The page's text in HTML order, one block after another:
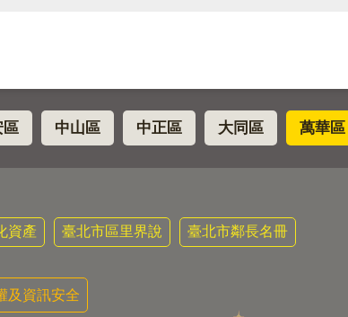
區 中山區 中正區 大同區 萬華區
資產 臺北市區里界說 臺北市鄰長名冊
及資訊安全